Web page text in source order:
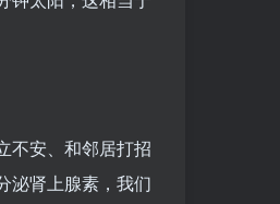
不安、和邻居打招
泌肾上腺素，我们